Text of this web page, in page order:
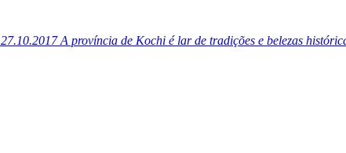
27.10.2017A província de Kochi é lar de tradições e belezas